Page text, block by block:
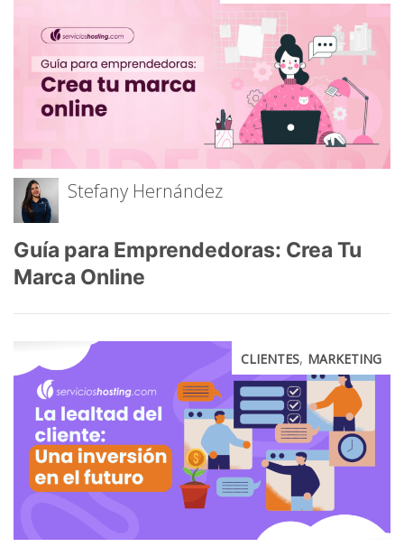
Stefany Hernández
Guía para Emprendedoras: Crea Tu
Marca Online
CLIENTES, MARKETING